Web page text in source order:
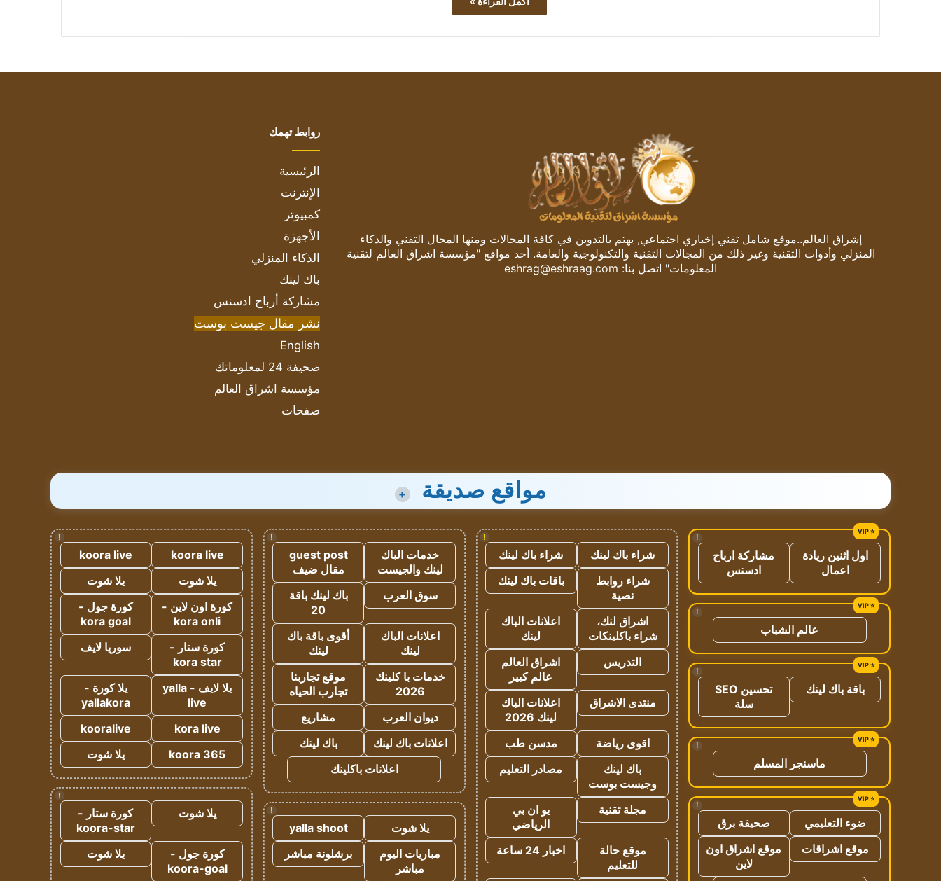
إشراق العالم..موقع شامل تقني إخباري اجتماعي, يهتم بالتدوين في كافة المجالات ومنها المجال التقني والذكاء
المنزلي وأدوات التقنية وغير ذلك من المجالات التقنية والتكنولوجية والعامة. أحد مواقع "مؤسسة اشراق العالم لتقنية
المعلومات" اتصل بنا: eshrag@eshraag.com
روابط تهمك
الرئيسية
الإنترنت
كمبيوتر
الأجهزة
الذكاء المنزلي
باك لينك
مشاركة أرباح ادسنس
نشر مقال جيست بوست
English
صحيفة 24 لمعلوماتك
مؤسسة اشراق العالم
صفحات
مواقع صديقة +
!
اول اثنين ريادة
اعمال
مشاركة ارباح
ادسنس
!
عالم الشباب
!
باقة باك لينك
تحسين SEO
سلة
!
ماسنجر المسلم
!
ضوء التعليمي
صحيفة برق
موقع اشراقات
موقع اشراق اون
لاين
!
شراء باك لينك
شراء باك لينك
شراء روابط
نصية
باقات باك لينك
اشراق لنك،
شراء باكلينكات
اعلانات الباك
لينك
التدريس
اشراق العالم
عالم كبير
منتدى الاشراق
اعلانات الباك
لينك 2026
اقوى رياضة
مدسن طب
باك لينك
وجيست بوست
مصادر التعليم
مجلة تقنية
يو ان بي
الرياضي
موقع حالة
للتعليم
اخبار 24 ساعة
!
خدمات الباك
لينك والجيست
guest post
مقال ضيف
سوق العرب
باك لينك باقة
20
اعلانات الباك
لينك
أقوى باقة باك
لينك
خدمات با كلينك
2026
موقع تجاربنا
تجارب الحياه
ديوان العرب
مشاريع
اعلانات باك لينك
باك لينك
اعلانات باكلينك
!
يلا شوت
yalla shoot
مباريات اليوم
مباشر
برشلونة مباشر
!
koora live
koora live
يلا شوت
يلا شوت
كورة اون لاين -
kora onli
كورة جول -
kora goal
كورة ستار -
kora star
سوريا لايف
يلا لايف - yalla
live
يلا كورة -
yallakora
kora live
kooralive
koora 365
يلا شوت
!
يلا شوت
كورة ستار -
koora-star
كورة جول -
koora-goal
يلا شوت